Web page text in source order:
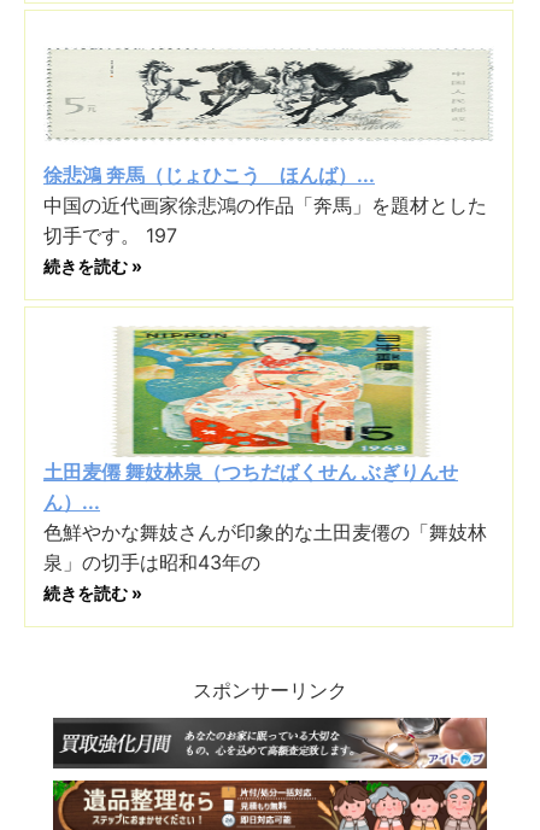
徐悲鴻 奔馬（じょひこう ほんば）...
中国の近代画家徐悲鴻の作品「奔馬」を題材とした
切手です。 197
続きを読む »
土田麦僊 舞妓林泉（つちだばくせん ぶぎりんせ
ん）...
色鮮やかな舞妓さんが印象的な土田麦僊の「舞妓林
泉」の切手は昭和43年の
続きを読む »
スポンサーリンク